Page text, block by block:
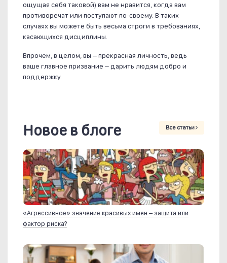
ощущая себя таковой) вам не нравится, когда вам
противоречат или поступают по-своему. В таких
случаях вы можете быть весьма строги в требованиях,
касающихся дисциплины.
Впрочем, в целом, вы – прекрасная личность, ведь
ваше главное призвание – дарить людям добро и
поддержку.
Новое в блоге Все статьи
«Агрессивное» значение красивых имен – защита или
фактор риска?